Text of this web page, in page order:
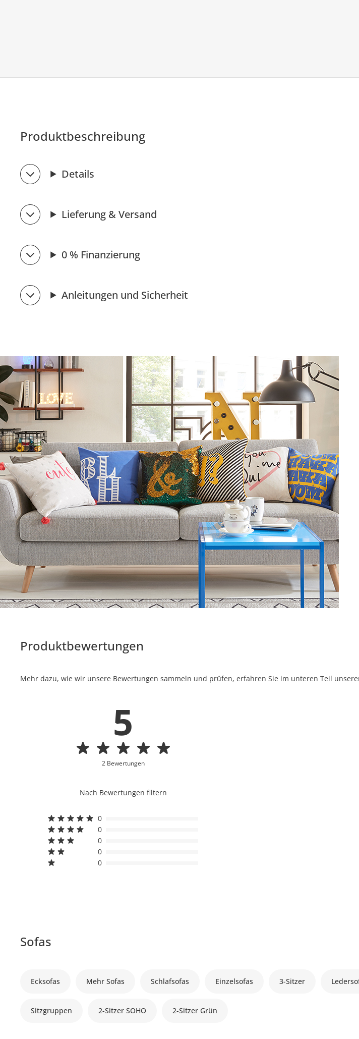
Produktbeschreibung
Details
Lieferung & Versand
0 % Finanzierung
Anleitungen und Sicherheit
Produktbewertungen
Mehr dazu, wie wir unsere Bewertungen sammeln und prüfen, erfahren Sie im unteren Teil
5
2 Bewertungen
Nach Bewertungen filtern
0
0
0
0
0
Sofas
Ecksofas Mehr Sofas Schlafsofas Einzelsofas 3-Sitzer
Sitzgruppen 2-Sitzer SOHO 2-Sitzer Grün